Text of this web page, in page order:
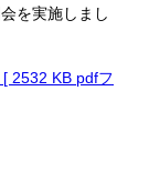
を実施しまし
2532 KB pdfフ